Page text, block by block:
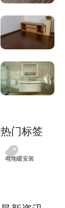
热门标签
电地暖安装